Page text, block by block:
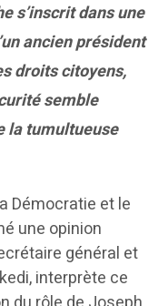
s’inscrit dans une
ancien président
droits citoyens,
semble
la tumultueuse
Démocratie et le
une opinion
général et
interprète ce